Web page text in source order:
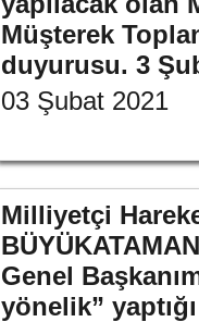
Müşterek
duyurusu. 3
03 Şubat 2021
Milliyetçi
Genel
yönelik”